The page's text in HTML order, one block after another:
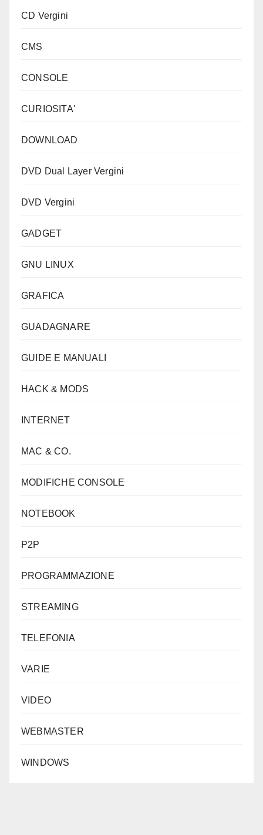
CD Vergini
CMS
CONSOLE
CURIOSITA'
DOWNLOAD
DVD Dual Layer Vergini
DVD Vergini
GADGET
GNU LINUX
GRAFICA
GUADAGNARE
GUIDE E MANUALI
HACK & MODS
INTERNET
MAC & CO.
MODIFICHE CONSOLE
NOTEBOOK
P2P
PROGRAMMAZIONE
STREAMING
TELEFONIA
VARIE
VIDEO
WEBMASTER
WINDOWS